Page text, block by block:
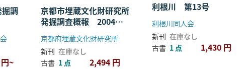
調
~
京都市埋蔵文化財研究所
発掘調査概報 2004年
度 セット
京都府埋蔵文化財研究所
新刊 在庫なし
古書 1 点 2,494 円
利根川 第13号
利根川同人会
新刊 在庫なし
古書 1 点 1,430 円